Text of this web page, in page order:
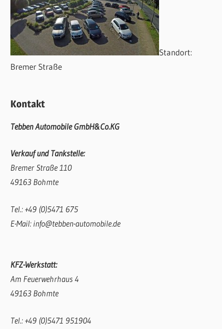
Standort:
Bremer Straße
Kontakt
Tebben Automobile GmbH&Co.KG
Verkauf und Tankstelle:
Bremer Straße 110
49163 Bohmte
Tel.: +49 (0)5471 675
E-Mail: info@tebben-automobile.de
KFZ-Werkstatt:
Am Feuerwehrhaus 4
49163 Bohmte
Tel.: +49 (0)5471 951904